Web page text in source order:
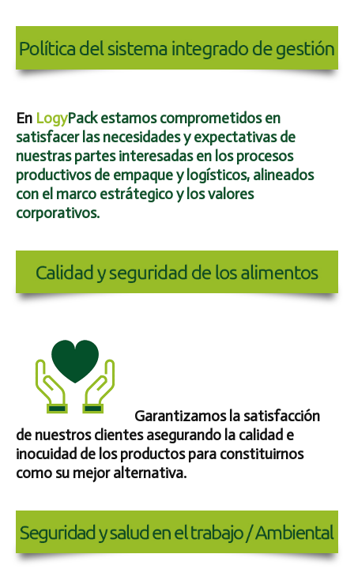
En LogyPackestamos comprometidos en
satisfacer las necesidades y expectativas de
nuestras partes interesadas en los procesos
productivos de empaque y logísticos, alineados
con el marco estrátegico y los valores
corporativos.
Garantizamos la satisfacción
de nuestros clientes asegurando la calidad e
inocuidad de los productos para constituirnos
como su mejor alternativa.